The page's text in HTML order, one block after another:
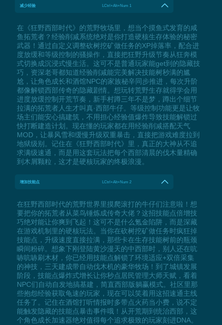
减少经验 LCtrl+Alt+Num 1
在《狂野西部时代》的荒野牧场里，想当个摸鱼式发育的咸
鱼拓荒者？经验削减系统绝对是你打造硬核生存体验的秘密
武器！通过自定义调整砍树挖矿做任务的XP掉落率，配合进
度放缓和等级控制的骚操作，直接把狂野升级节奏从狂奔模
式切换成沉浸式慢生活。这可不是普通玩家能get到的隐藏技
巧，资深老哥都知道经验削减能完美解决技能树秒满的尴
尬，让角色成长和酒馆NPC的家族秘辛同步推进，每次升阶
都像解锁西部传奇的隐藏剧情。想玩转荒野生存就得学会用
进度放缓控制开荒节奏，新手村蹲三年不是梦，蹲出个细节
拉满的拓荒者人生才叫真·西部牛仔。等级控制功能更是让牧
场主们能安心搞建筑，不用担心经验值爆炸导致技能解锁过
快打断建造计划。现在懂的玩家都在用经验削减搭配天气
MOD，让暴风雪和缓慢升级双重暴击，直接把游戏难度拉到
地狱级别。记住在《狂野西部时代》里，真正的大神从不追
求满级速通，而是用这套玩法把每个西部清晨的伐木量精确
到木屑颗粒，这才是硬核玩家的终极浪漫。
增加技能点 LCtrl+Alt+Num 2
在狂野西部时代的荒野世界里摸爬滚打的牛仔们注意啦！想
要把你的拓荒者从菜鸟锤炼成传奇大佬？这招技能点倍增技
巧绝对能让你爽到飞起！这可不是什么氪金陷阱，而是深藏
在游戏机制里的硬核玩法。当你在砍树挖矿做任务时疯狂掉
技能点，升级速度直接拉满，那些卡在生存技能树前的瓶颈
瞬间粉碎。想象下刚登陆黄沙漫天的中西部时，别人还在吭
哧吭哧刷木材，你已经用技能点解锁了环境适应+双倍采集
的神技，三天建成带自动伐木机的豪华牧场！到了城镇发展
阶段，技能点爆炸式增长让你秒点居民管理大师天赋，看着
NPC们自动自发地搞基建，简直西部版躺赢模式。社区里那
些抱怨经验获取龟速的玩家，现在可以笑着用这招速通主线
任务了。记住在酒馆打听情报时多带点火药当小费，说不定
能触发隐藏的技能点暴击事件哦！从开荒期到统治西部，这
个角色成长加速器绝对值得每个追求极致的玩家刻进DNA。